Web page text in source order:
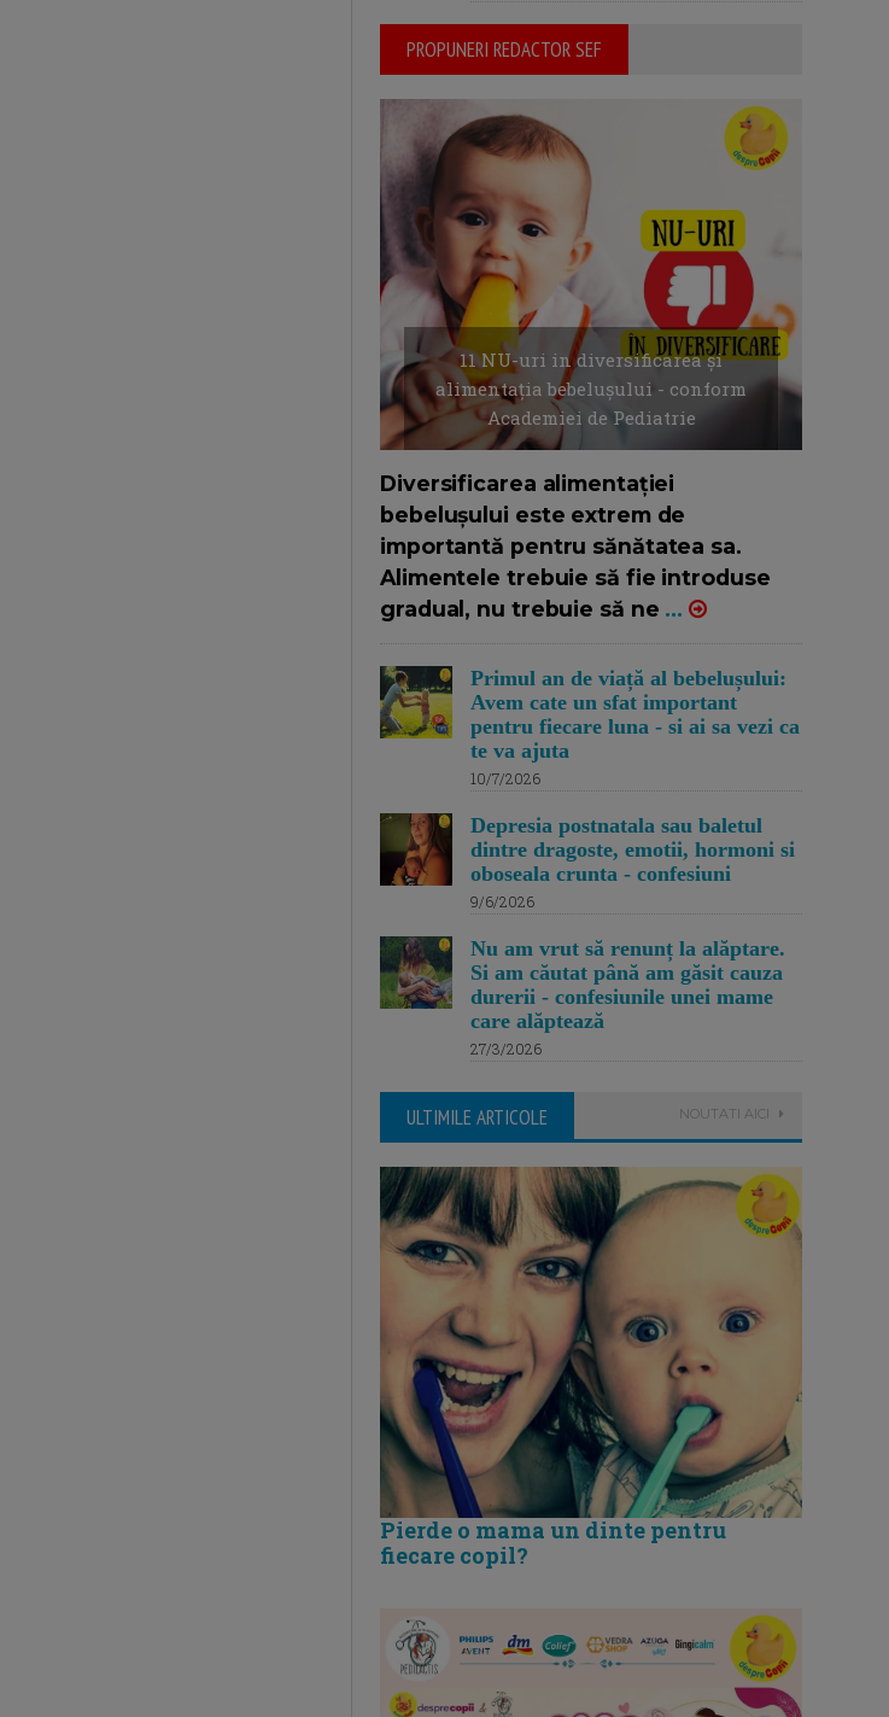
PROPUNERI REDACTOR SEF
11 NU-uri in diversificarea și
alimentația bebelușului - conform
Academiei de Pediatrie
Diversificarea alimentației
bebelușului este extrem de
importantă pentru sănătatea sa.
Alimentele trebuie să fie introduse
gradual, nu trebuie să ne ...
Primul an de viață al bebelușului:
Avem cate un sfat important
pentru fiecare luna - si ai sa vezi ca
te va ajuta
10/7/2026
Depresia postnatala sau baletul
dintre dragoste, emotii, hormoni si
oboseala crunta - confesiuni
9/6/2026
Nu am vrut să renunț la alăptare.
Si am căutat până am găsit cauza
durerii - confesiunile unei mame
care alăptează
27/3/2026
ULTIMILE ARTICOLE NOUTATI AICI
Pierde o mama un dinte pentru
fiecare copil?